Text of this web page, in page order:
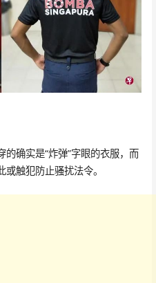
确实是“炸弹”字眼的衣服，而
触犯防止骚扰法令。